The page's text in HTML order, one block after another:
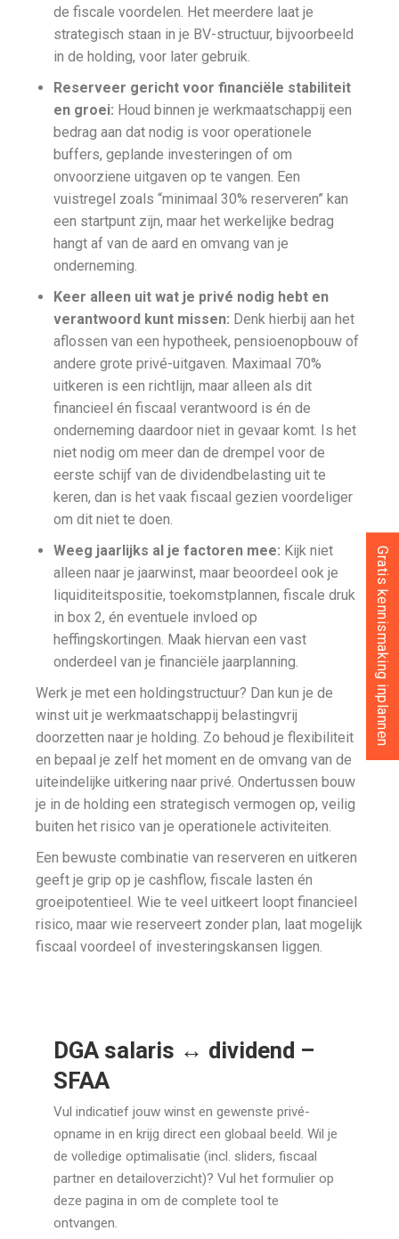
de fiscale voordelen. Het meerdere laat je
strategisch staan in je BV-structuur, bijvoorbeeld
in de holding, voor later gebruik.
Reserveer gericht voor financiële stabiliteit
en groei: Houd binnen je werkmaatschappij een
bedrag aan dat nodig is voor operationele
buffers, geplande investeringen of om
onvoorziene uitgaven op te vangen. Een
vuistregel zoals “minimaal 30% reserveren” kan
een startpunt zijn, maar het werkelijke bedrag
hangt af van de aard en omvang van je
onderneming.
Keer alleen uit wat je privé nodig hebt en
verantwoord kunt missen: Denk hierbij aan het
aflossen van een hypotheek, pensioenopbouw of
andere grote privé-uitgaven. Maximaal 70%
uitkeren is een richtlijn, maar alleen als dit
financieel én fiscaal verantwoord is én de
onderneming daardoor niet in gevaar komt. Is het
niet nodig om meer dan de drempel voor de
eerste schijf van de dividendbelasting uit te
keren, dan is het vaak fiscaal gezien voordeliger
om dit niet te doen.
Weeg jaarlijks al je factoren mee: Kijk niet
alleen naar je jaarwinst, maar beoordeel ook je
liquiditeitspositie, toekomstplannen, fiscale druk
in box 2, én eventuele invloed op
heffingskortingen. Maak hiervan een vast
onderdeel van je financiële jaarplanning.
Werk je met een holdingstructuur? Dan kun je de
winst uit je werkmaatschappij belastingvrij
doorzetten naar je holding. Zo behoud je flexibiliteit
en bepaal je zelf het moment en de omvang van de
uiteindelijke uitkering naar privé. Ondertussen bouw
je in de holding een strategisch vermogen op, veilig
buiten het risico van je operationele activiteiten.
Een bewuste combinatie van reserveren en uitkeren
geeft je grip op je cashflow, fiscale lasten én
groeipotentieel. Wie te veel uitkeert loopt financieel
risico, maar wie reserveert zonder plan, laat mogelijk
fiscaal voordeel of investeringskansen liggen.
DGA salaris ↔ dividend –
SFAA
Vul indicatief jouw winst en gewenste privé-
opname in en krijg direct een globaal beeld. Wil je
de volledige optimalisatie (incl. sliders, fiscaal
partner en detailoverzicht)? Vul het formulier op
deze pagina in om de complete tool te
ontvangen.
Gratis kennismaking inplannen